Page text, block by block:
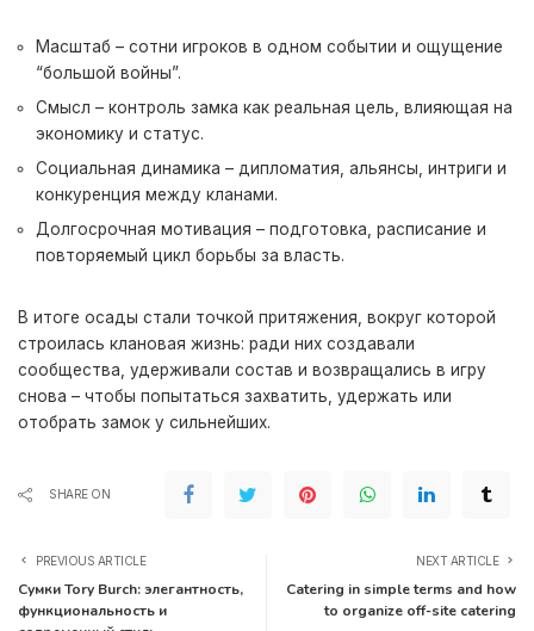
Масштаб – сотни игроков в одном событии и ощущение
“большой войны”.
Смысл – контроль замка как реальная цель, влияющая на
экономику и статус.
Социальная динамика – дипломатия, альянсы, интриги и
конкуренция между кланами.
Долгосрочная мотивация – подготовка, расписание и
повторяемый цикл борьбы за власть.
В итоге осады стали точкой притяжения, вокруг которой
строилась клановая жизнь: ради них создавали
сообщества, удерживали состав и возвращались в игру
снова – чтобы попытаться захватить, удержать или
отобрать замок у сильнейших.
SHARE ON
PREVIOUS ARTICLE
Сумки Tory Burch: элегантность,
функциональность и
NEXT ARTICLE
Catering in simple terms and how
to organize off-site catering